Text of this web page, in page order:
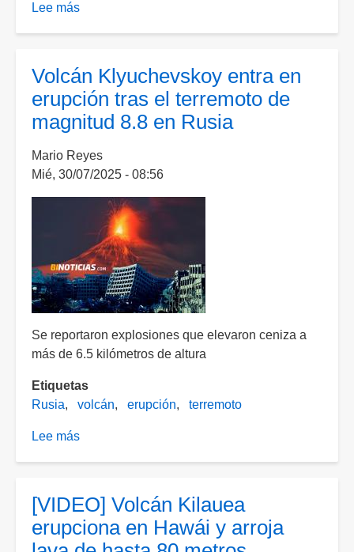
Lee más
caer
de
4
300
metros
en
Iztaccíhuatl;
rescatan
su
cuerpo
tras
20
horas
trabajos
Volcán Klyuchevskoy entra en
erupción tras el terremoto de
magnitud 8.8 en Rusia
Mario Reyes
Mié, 30/07/2025 - 08:56
Se reportaron explosiones que elevaron ceniza a
más de 6.5 kilómetros de altura
Etiquetas
Rusia
volcán erupción terremoto
Lee más
en
erupción
[VIDEO] Volcán Kilauea
erupciona en Hawái y arroja